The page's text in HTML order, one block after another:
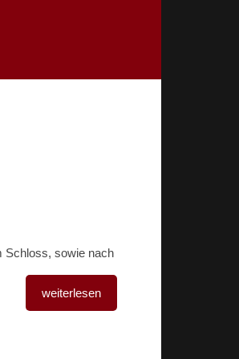
Schloss, sowie nach
weiterlesen